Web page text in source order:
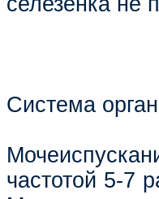
Система
частотой 5-7